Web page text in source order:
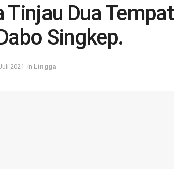
Tinjau Dua Tempat
Singkep.
2021 in Lingga